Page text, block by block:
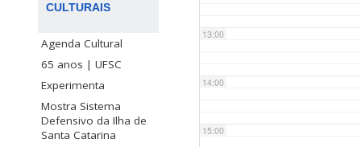
CULTURAIS
Agenda Cultural
65 anos | UFSC
Experimenta
Mostra Sistema
Defensivo da Ilha de
Santa Catarina
13:00
14:00
15:00